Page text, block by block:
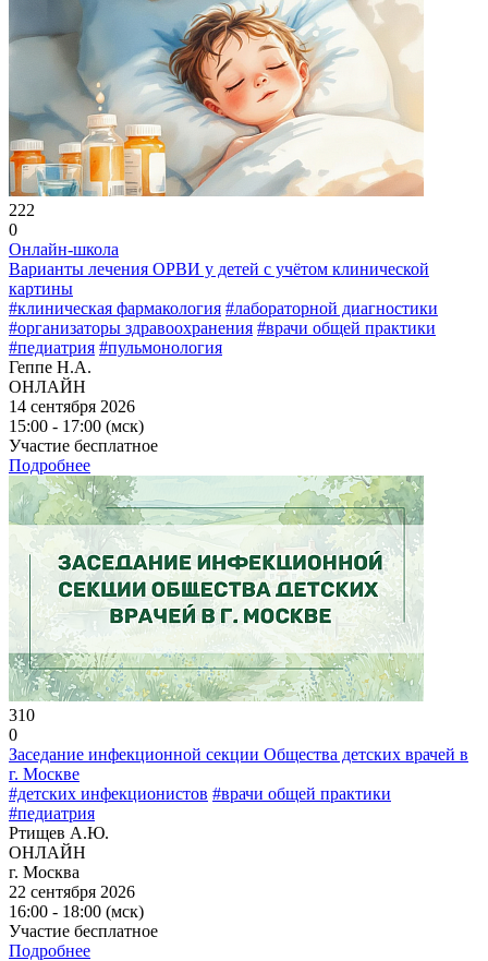
222
0
Онлайн-школа
Варианты лечения ОРВИ у детей с учётом клинической
картины
#клиническая фармакология #лабораторной диагностики
#организаторы здравоохранения #врачи общей практики
#педиатрия #пульмонология
Геппе Н.А.
ОНЛАЙН
14 сентября 2026
15:00 - 17:00 (мск)
Участие бесплатное
Подробнее
310
0
Заседание инфекционной секции Общества детских врачей в
г. Москве
#детских инфекционистов #врачи общей практики
#педиатрия
Ртищев А.Ю.
ОНЛАЙН
г. Москва
22 сентября 2026
16:00 - 18:00 (мск)
Участие бесплатное
Подробнее